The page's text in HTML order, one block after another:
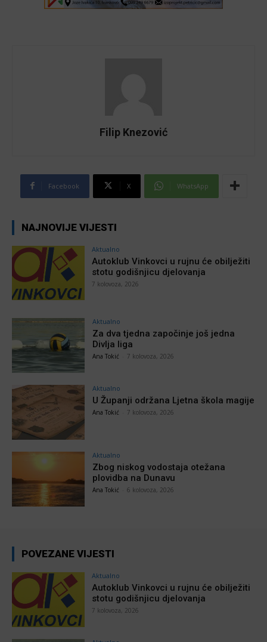
Filip Knezović
Facebook X WhatsApp
NAJNOVIJE VIJESTI
Aktualno
Autoklub Vinkovci u rujnu će obilježiti
stotu godišnjicu djelovanja
7 kolovoza, 2026
Aktualno
Za dva tjedna započinje još jedna
Divlja liga
Ana Tokić 7 kolovoza, 2026
Aktualno
U Županji održana Ljetna škola magije
Ana Tokić 7 kolovoza, 2026
Aktualno
Zbog niskog vodostaja otežana
plovidba na Dunavu
Ana Tokić 6 kolovoza, 2026
POVEZANE VIJESTI
Aktualno
Autoklub Vinkovci u rujnu će obilježiti
stotu godišnjicu djelovanja
7 kolovoza, 2026